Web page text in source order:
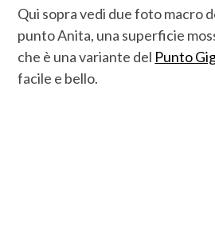
Qui sopra vedi due foto macro
punto Anita, una superficie
che è una variante del Punto
facile e bello.